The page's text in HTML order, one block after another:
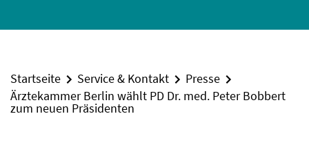
Startseite Service & Kontakt
Presse
Ärztekammer Berlin wählt PD Dr. med. Peter Bobbert
zum neuen Präsidenten